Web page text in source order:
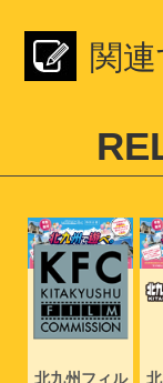
関
北九州フィル